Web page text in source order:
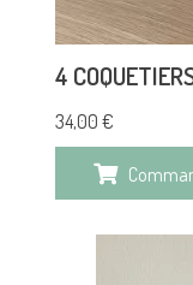
4
34,00 €